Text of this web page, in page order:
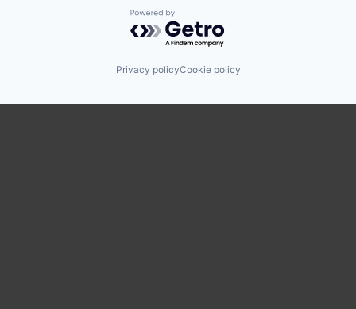
Powered by Getro.com
Privacy policyCookie policy